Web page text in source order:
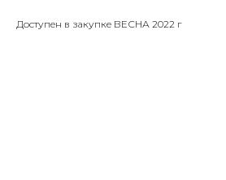
Доступен в закупке ВЕСНА 2022 г